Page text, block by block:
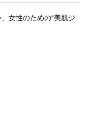
女性のための“美肌ジ